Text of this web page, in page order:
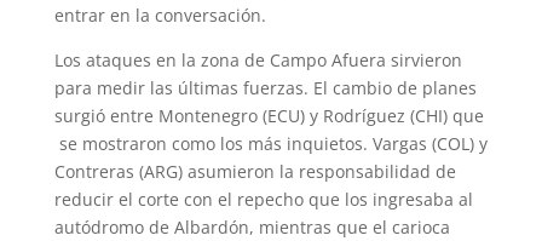
entrar en la conversación.
Los ataques en la zona de Campo Afuera sirvieron
para medir las últimas fuerzas. El cambio de planes
surgió entre Montenegro (ECU) y Rodríguez (CHI) que
se mostraron como los más inquietos. Vargas (COL) y
Contreras (ARG) asumieron la responsabilidad de
reducir el corte con el repecho que los ingresaba al
autódromo de Albardón, mientras que el carioca